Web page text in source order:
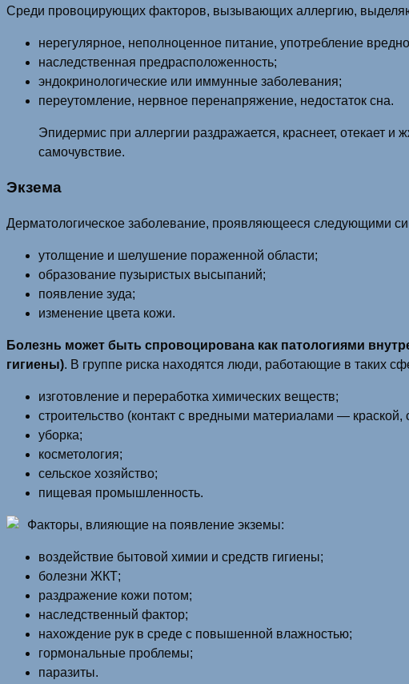
Среди провоцирующих факторов, вызывающих аллергию,
нерегулярное, неполноценное питание, употребление
наследственная предрасположенность;
эндокринологические или иммунные заболевания;
переутомление, нервное перенапряжение, недостаток сна.
Эпидермис при аллергии раздражается, краснеет, отекает
самочувствие.
Экзема
Дерматологическое заболевание, проявляющееся следующими
утолщение и шелушение пораженной области;
образование пузыристых высыпаний;
появление зуда;
изменение цвета кожи.
Болезнь может быть спровоцирована как патологиями
гигиены). В группе риска находятся люди, работающие в таких
изготовление и переработка химических веществ;
строительство (контакт с вредными материалами —
уборка;
косметология;
сельское хозяйство;
пищевая промышленность.
Факторы, влияющие на появление экземы:
воздействие бытовой химии и средств гигиены;
болезни ЖКТ;
раздражение кожи потом;
наследственный фактор;
нахождение рук в среде с повышенной влажностью;
гормональные проблемы;
паразиты.